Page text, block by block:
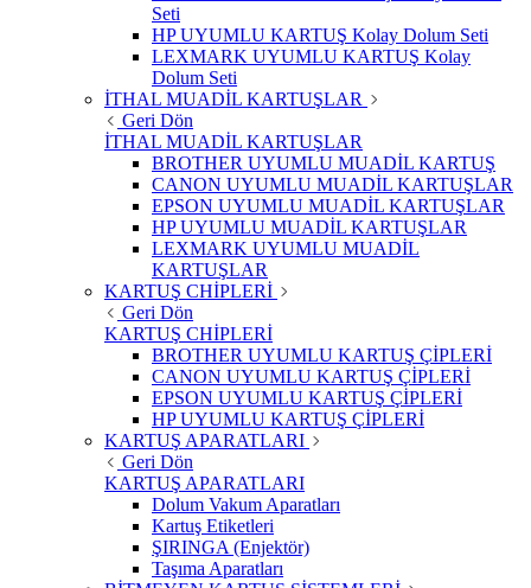
Seti
HP UYUMLU KARTUŞ Kolay Dolum Seti
LEXMARK UYUMLU KARTUŞ Kolay
Dolum Seti
İTHAL MUADİL KARTUŞLAR
Geri Dön
İTHAL MUADİL KARTUŞLAR
BROTHER UYUMLU MUADİL KARTUŞ
CANON UYUMLU MUADİL KARTUŞLAR
EPSON UYUMLU MUADİL KARTUŞLAR
HP UYUMLU MUADİL KARTUŞLAR
LEXMARK UYUMLU MUADİL
KARTUŞLAR
KARTUŞ CHİPLERİ
Geri Dön
KARTUŞ CHİPLERİ
BROTHER UYUMLU KARTUŞ ÇİPLERİ
CANON UYUMLU KARTUŞ ÇİPLERİ
EPSON UYUMLU KARTUŞ ÇİPLERİ
HP UYUMLU KARTUŞ ÇİPLERİ
KARTUŞ APARATLARI
Geri Dön
KARTUŞ APARATLARI
Dolum Vakum Aparatları
Kartuş Etiketleri
ŞIRINGA (Enjektör)
Taşıma Aparatları